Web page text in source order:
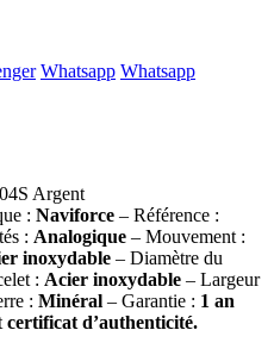
Whatsapp Whatsapp
Argent
: Naviforce – Référence :
: Analogique – Mouvement :
inoxydable – Diamètre du
: Acier inoxydable – Largeur
: Minéral – Garantie : 1 an
certificat d’authenticité.